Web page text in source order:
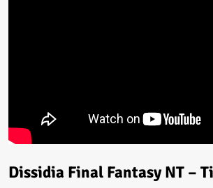
Dissidia Final Fantasy NT –